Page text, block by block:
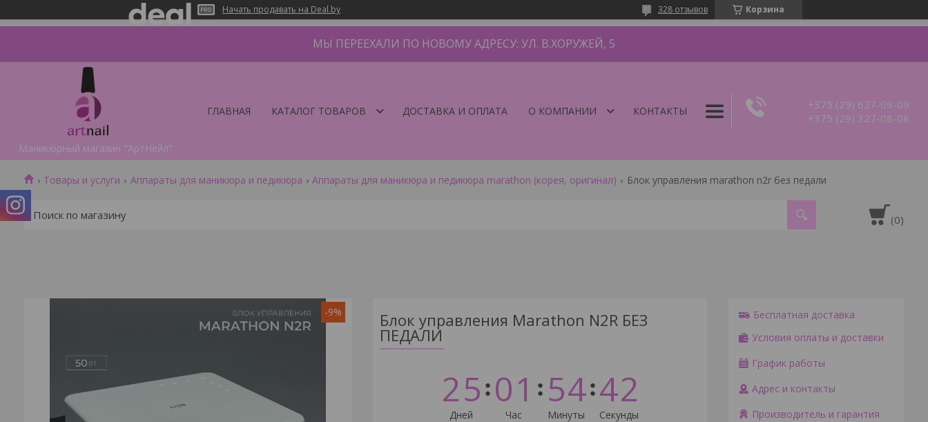
Начать продавать на Deal.by Корзина
328 отзывов
МЫ ПЕРЕЕХАЛИ ПО НОВОМУ АДРЕСУ: УЛ. В.ХОРУЖЕЙ, 5
Маникюрный магазин "АртНейл"
ГЛАВНАЯ КАТАЛОГ ТОВАРОВ ДОСТАВКА И ОПЛАТА О КОМПАНИИ КОНТАКТЫ
+375 (29) 627-09-09
+375 (29) 327-08-08
Товары и услуги Аппараты для маникюра и педикюра Аппараты для маникюра и педикюра marathon (корея, оригинал) Блок управления marathon n2r без педали
-9% Блок управления Marathon N2R БЕЗ
ПЕДАЛИ
25
Дней
01
Час
54
Минуты
41
Секунда
Бесплатная доставка
Условия оплаты и доставки
График работы
Адрес и контакты
Производитель и гарантия